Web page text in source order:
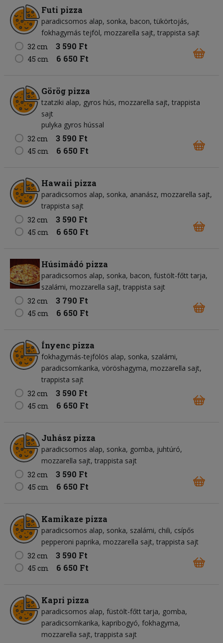
Futi pizza
paradicsomos alap sonka bacon tükörtojás
fokhagymás tejföl mozzarella sajt trappista sajt
32 cm
3 590 Ft
45 cm 6 650 Ft
Görög pizza
tzatziki alap gyros hús mozzarella sajt trappista
sajt
pulyka gyros hússal
32 cm
3 590 Ft
45 cm 6 650 Ft
Hawaii pizza
paradicsomos alap sonka ananász mozzarella sajt
trappista sajt
32 cm
3 590 Ft
45 cm 6 650 Ft
Húsimádó pizza
paradicsomos alap sonka bacon füstölt-főtt tarja
szalámi mozzarella sajt trappista sajt
32 cm
3 790 Ft
45 cm 6 650 Ft
Ínyenc pizza
fokhagymás-tejfölös alap sonka szalámi
paradicsomkarika vöröshagyma mozzarella sajt
trappista sajt
32 cm
3 590 Ft
45 cm 6 650 Ft
Juhász pizza
paradicsomos alap sonka gomba juhtúró
mozzarella sajt trappista sajt
32 cm
3 590 Ft
45 cm 6 650 Ft
Kamikaze pizza
paradicsomos alap sonka szalámi chili csípős
pepperoni paprika mozzarella sajt trappista sajt
32 cm
3 590 Ft
45 cm 6 650 Ft
Kapri pizza
paradicsomos alap füstölt-főtt tarja gomba
paradicsomkarika kapribogyó fokhagyma
mozzarella sajt trappista sajt